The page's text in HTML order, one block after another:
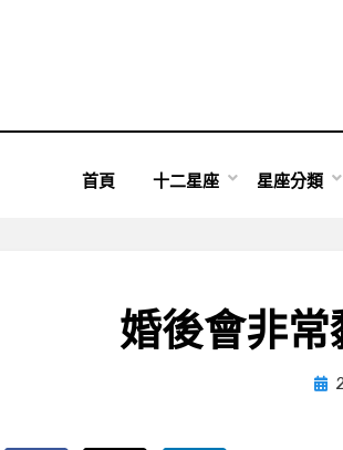
首頁 十二星座 星座分類
婚後會非